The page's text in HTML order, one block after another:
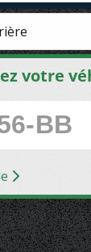
votre